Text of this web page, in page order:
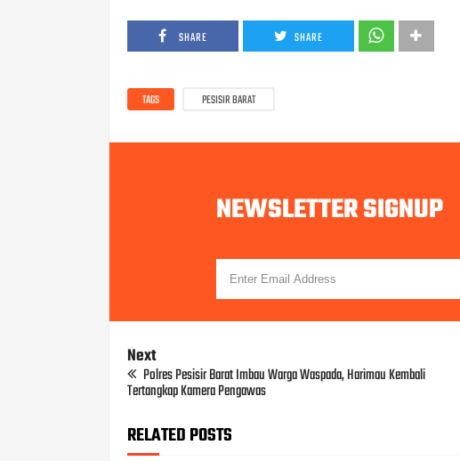
SHARE SHARE
TAGS PESISIR BARAT
NEWSLETTER SIGNUP
Next
Polres Pesisir Barat Imbau Warga Waspada, Harimau Kembali
Tertangkap Kamera Pengawas
RELATED POSTS